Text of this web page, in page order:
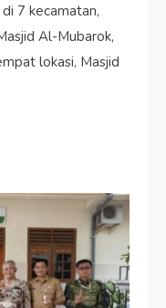
7 kecamatan,
Al-Mubarok,
lokasi, Masjid